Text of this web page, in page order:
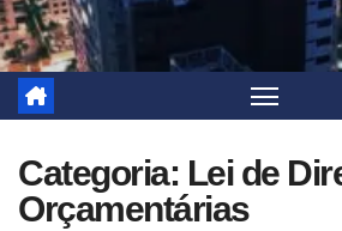
Categoria: Lei de
Orçamentárias